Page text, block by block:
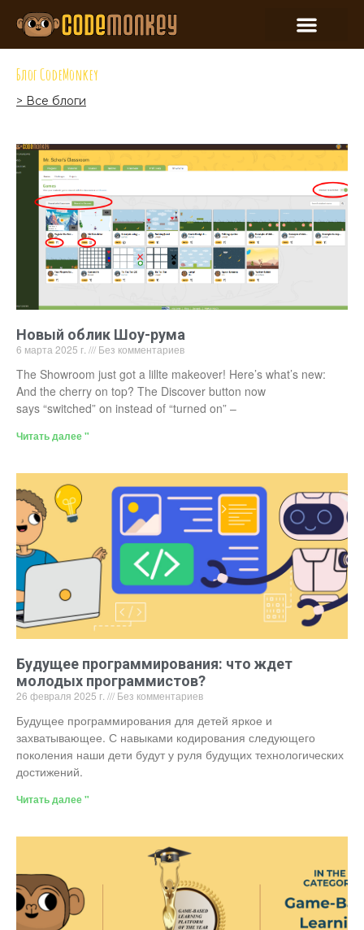
Блог CodeMonkey
> Все блоги
Новый облик Шоу-рума
6 марта 2025 г. Без комментариев
The Showroom just got a lillte makeover! Here’s what’s new:
And the cherry on top? The Discover button now
says “switched” on instead of “turned on” –
Читать далее "
Будущее программирования: что ждет
молодых программистов?
26 февраля 2025 г. Без комментариев
Будущее программирования для детей яркое и
захватывающее. С навыками кодирования следующего
поколения наши дети будут у руля будущих технологических
достижений.
Читать далее "